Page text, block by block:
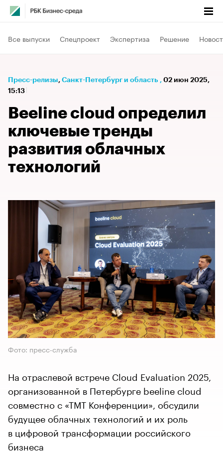
Все выпуски Спецпроект Экспертиза Решение
Пресс-релизы⁠, Санкт-Петербург и область , 02 июн 2025,
15:13
Beeline cloud определил
ключевые тренды
развития облачных
технологий
Фото: пресс-служба
На отраслевой встрече Cloud Evaluation 2025,
организованной в Петербурге beeline cloud
совместно с «ТМТ Конференции», обсудили
будущее облачных технологий и их роль
в цифровой трансформации российского
бизнеса